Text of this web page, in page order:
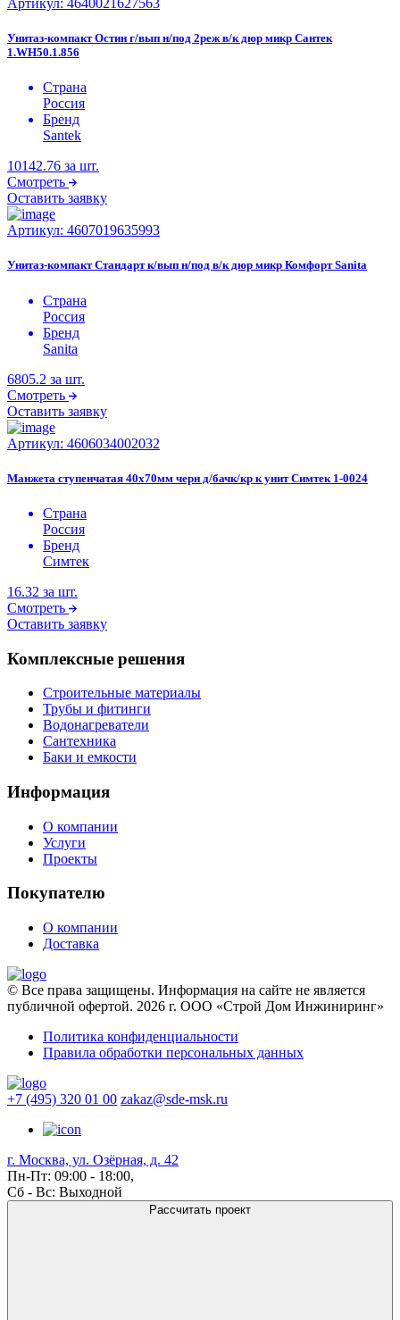
Унитаз-компакт Остин г/вып н/под 2реж в/к дюр микр Сантек
1.WH50.1.856
Страна
Россия
Бренд
Santek
10142.76 за шт.
Смотреть
Оставить заявку
Артикул: 4607019635993
Унитаз-компакт Стандарт к/вып н/под в/к дюр микр Комфорт Sanita
Страна
Россия
Бренд
Sanita
6805.2 за шт.
Смотреть
Оставить заявку
Артикул: 4606034002032
Манжета ступенчатая 40x70мм черн д/бачк/кр к унит Симтек 1-0024
Страна
Россия
Бренд
Симтек
16.32 за шт.
Смотреть
Оставить заявку
Комплексные решения
Строительные материалы
Трубы и фитинги
Водонагреватели
Сантехника
Баки и емкости
Информация
О компании
Услуги
Проекты
Покупателю
О компании
Доставка
© Все права защищены. Информация на сайте не является
публичной офертой. 2026 г. ООО «Строй Дом Инжиниринг»
Политика конфиденциальности
Правила обработки персональных данных
+7 (495) 320 01 00 zakaz@sde-msk.ru
г. Москва, ул. Озёрная, д. 42
Пн-Пт: 09:00 - 18:00,
Сб - Вс: Выходной
Рассчитать проект